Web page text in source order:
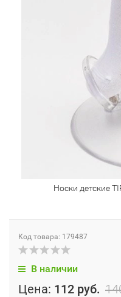
Носки детские
Код товара: 179487
В наличии
Цена: 112 руб.